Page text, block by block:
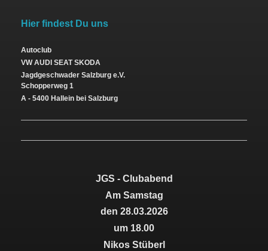
Hier findest Du uns
Autoclub
VW AUDI SEAT SKODA
Jagdgeschwader Salzburg e.V.
Schopperweg 1
A - 5400 Hallein bei Salzburg
JGS - Clubabend
Am Samstag
den 28.03.2026
um 18.00
Nikos Stüberl